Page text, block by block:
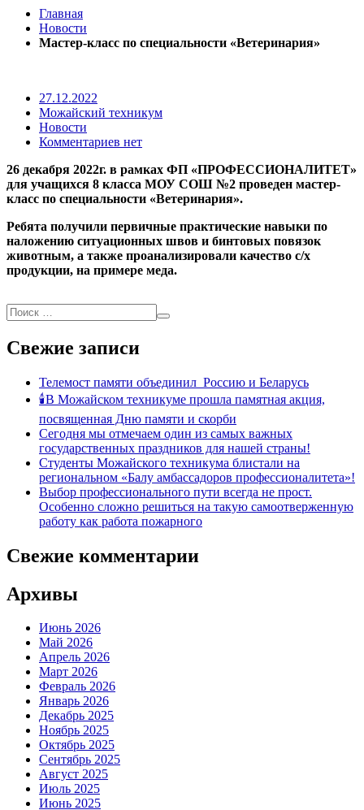
Главная
Новости
Мастер-класс по специальности «Ветеринария»
27.12.2022
Можайский техникум
Новости
Комментариев нет
26 декабря 2022г. в рамках ФП «ПРОФЕССИОНАЛИТЕТ»
для учащихся 8 класса МОУ СОШ №2 проведен мастер-
класс по специальности «Ветеринария».
Ребята получили первичные практические навыки по
наложению ситуационных швов и бинтовых повязок
животным, а также проанализировали качество с/х
продукции, на примере меда.
Свежие записи
Телемост памяти объединил Россию и Беларусь
🕯В Можайском техникуме прошла памятная акция,
посвященная Дню памяти и скорби
Сегодня мы отмечаем один из самых важных
государственных праздников для нашей страны!
Студенты Можайского техникума блистали на
региональном «Балу амбассадоров профессионалитета»!
Выбор профессионального пути всегда не прост.
Особенно сложно решиться на такую самоотверженную
работу как работа пожарного
Свежие комментарии
Архивы
Июнь 2026
Май 2026
Апрель 2026
Март 2026
Февраль 2026
Январь 2026
Декабрь 2025
Ноябрь 2025
Октябрь 2025
Сентябрь 2025
Август 2025
Июль 2025
Июнь 2025